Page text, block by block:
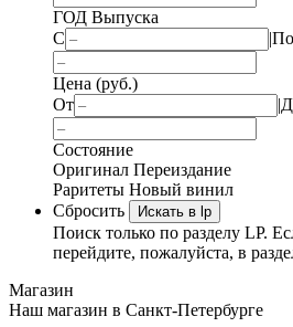
ГОД Выпуска
С
|По
Цена (руб.)
От
|
Состояние
Оригинал Переиздание
Раритеты Новый винил
Сбросить
Искать в lp
Поиск только по разделу LP.
перейдите, пожалуйста, в
Магазин
Наш магазин в Санкт-Петербурге